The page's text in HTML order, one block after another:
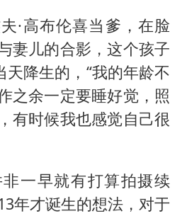
·高布伦喜当爹，在脸
妻儿的合影，这个孩子
天降生的，“我的年龄不
之余一定要睡好觉，照
有时候我也感觉自己很
一早就有打算拍摄续
年才诞生的想法，对于